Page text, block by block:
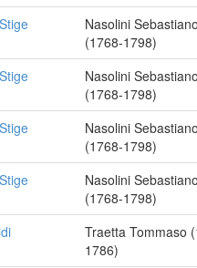
Nasolini
(1768-1798)
Nasolini
(1768-1798)
Nasolini
(1768-1798)
Nasolini
(1768-1798)
Traetta Tommaso
1786)